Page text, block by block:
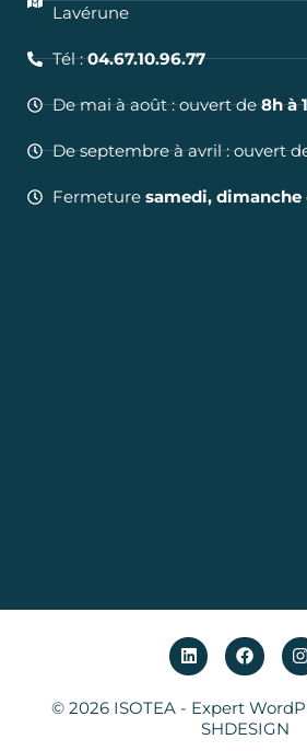
Lavérune
Tél :04.67.10.96.77
De mai à août : ouvert de8h à
De septembre à avril : ouvert
Fermeture samedi, dimanche
© 2026 ISOTEA - Expert
SHDESIGN